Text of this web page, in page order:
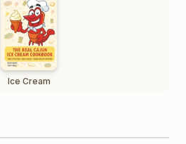
Ice Cream